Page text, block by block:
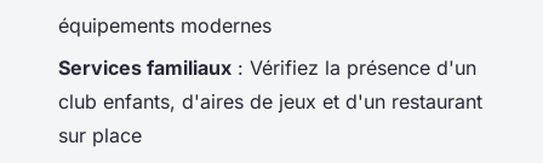
équipements modernes
Services familiaux : Vérifiez la présence d'un
club enfants, d'aires de jeux et d'un restaurant
sur place